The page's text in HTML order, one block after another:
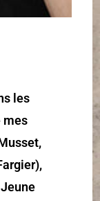
les
mes